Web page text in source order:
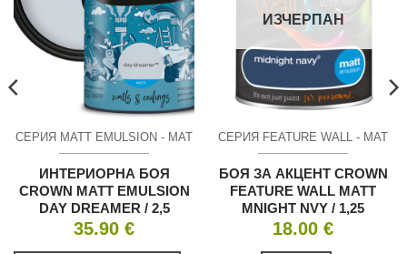
СЕРИЯ MATT EMULSION - МАТ
ИНТЕРИОРНА БОЯ
CROWN MATT EMULSION
DAY DREAMER / 2,5
35.90 €
ИЗЧЕРПАН
СЕРИЯ FEATURE WALL - МАТ
БОЯ ЗА АКЦЕНТ CROWN
FEATURE WALL MATT
MNIGHT NVY / 1,25
18.00 €